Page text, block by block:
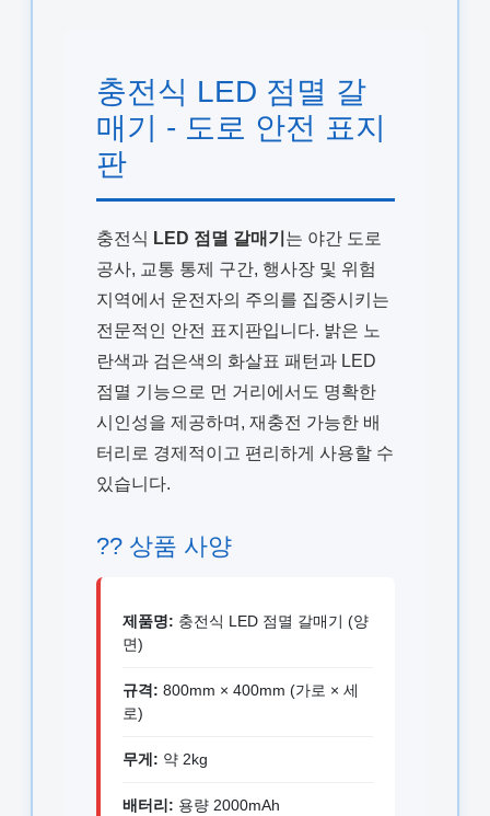
충전식 LED 점멸 갈
매기 - 도로 안전 표지
판
충전식 LED 점멸 갈매기 는 야간 도로
공사, 교통 통제 구간, 행사장 및 위험
지역에서 운전자의 주의를 집중시키는
전문적인 안전 표지판입니다. 밝은 노
란색과 검은색의 화살표 패턴과 LED
점멸 기능으로 먼 거리에서도 명확한
시인성을 제공하며, 재충전 가능한 배
터리로 경제적이고 편리하게 사용할 수
있습니다.
?? 상품 사양
제품명: 충전식 LED 점멸 갈매기 (양
면)
규격: 800mm × 400mm (가로 × 세
로)
무게: 약 2kg
배터리: 용량 2000mAh